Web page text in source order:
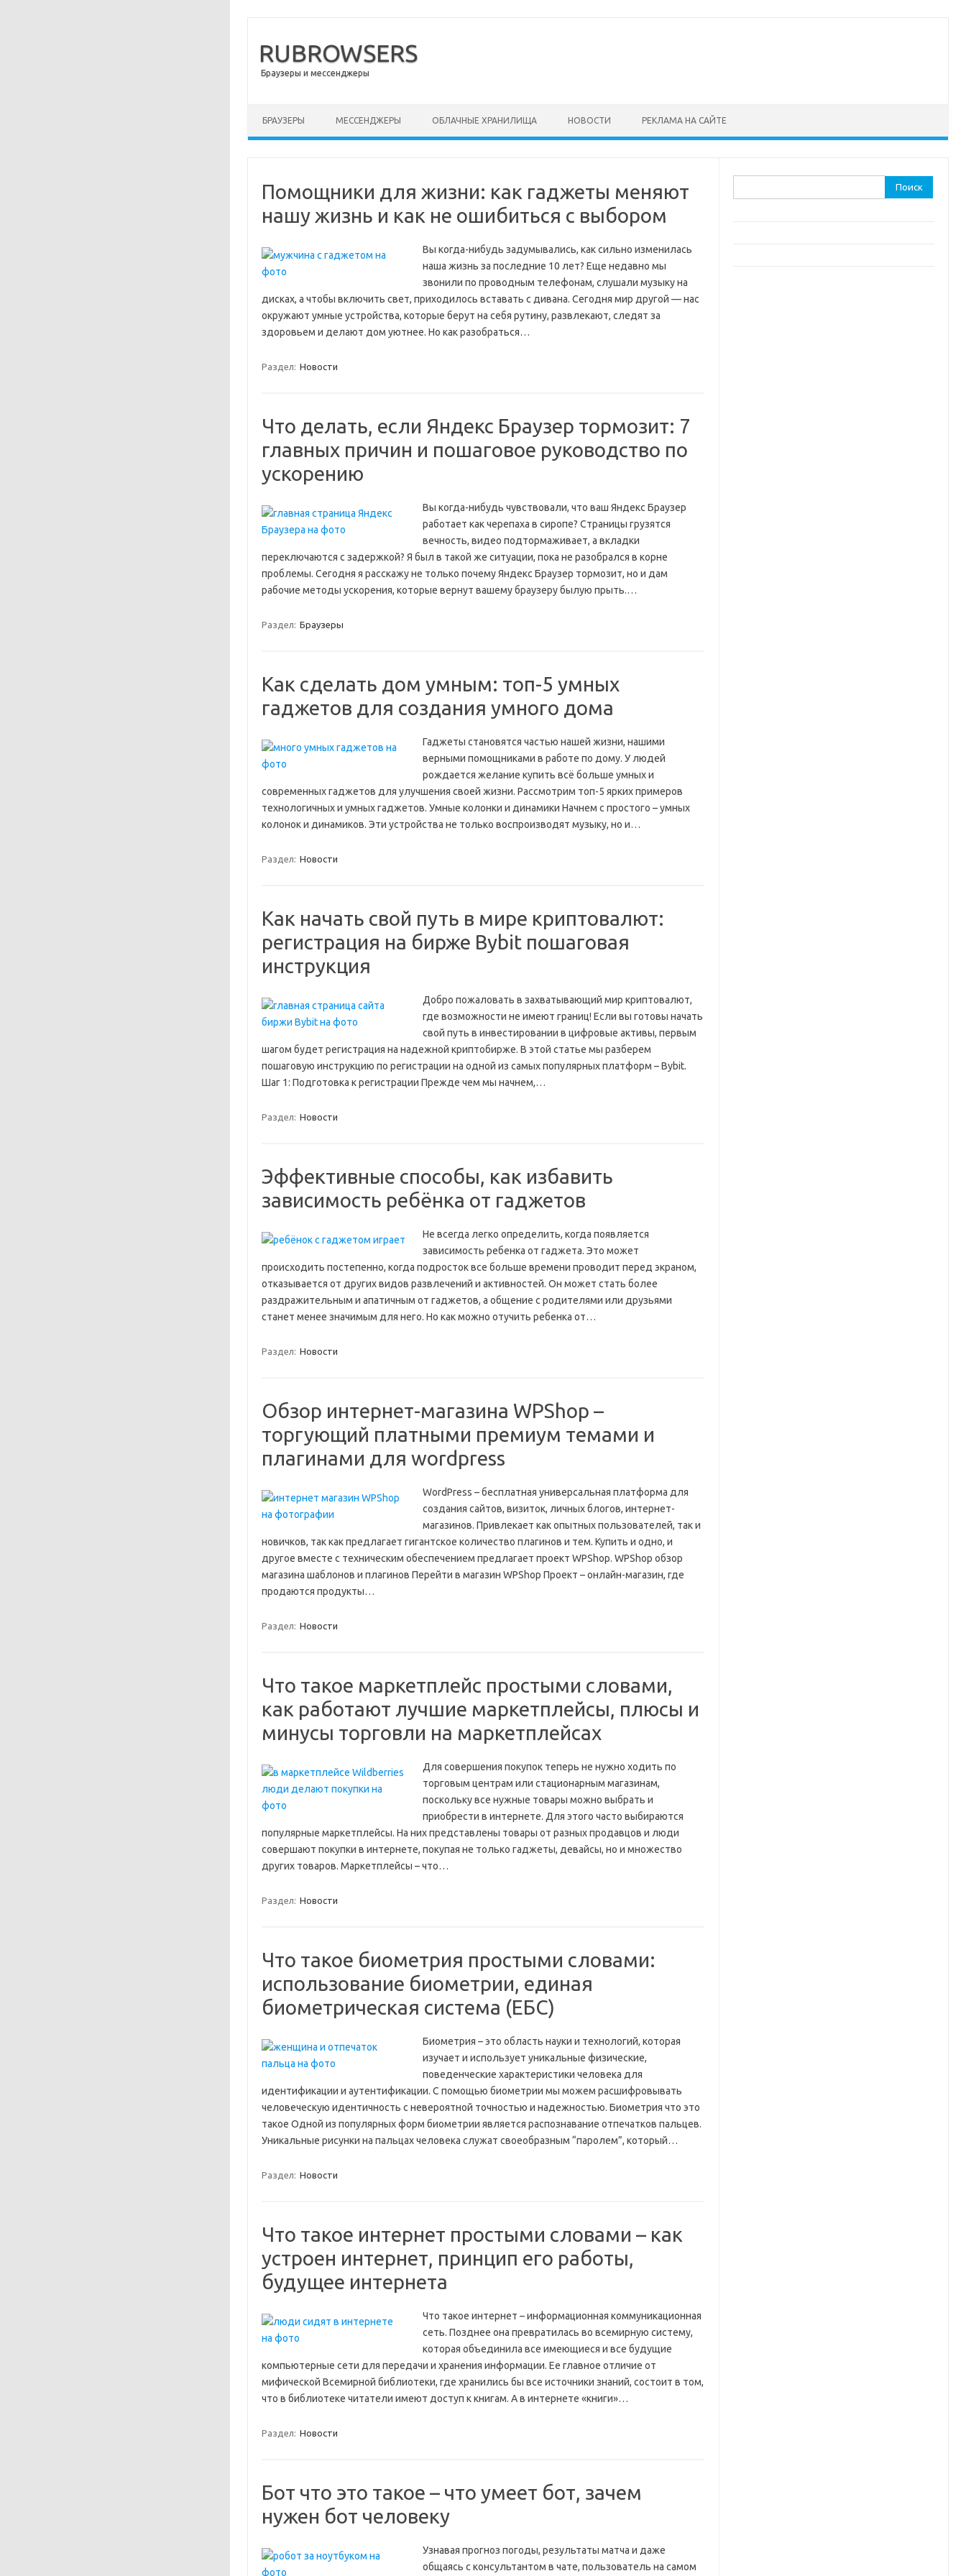
RUBROWSERS
Браузеры и мессенджеры
БРАУЗЕРЫ МЕССЕНДЖЕРЫ ОБЛАЧНЫЕ ХРАНИЛИЩА НОВОСТИ РЕКЛАМА НА САЙТЕ
Помощники для жизни: как гаджеты меняют
нашу жизнь и как не ошибиться с выбором
Вы когда-нибудь задумывались, как сильно изменилась
наша жизнь за последние 10 лет? Еще недавно мы
звонили по проводным телефонам, слушали музыку на
дисках, а чтобы включить свет, приходилось вставать с дивана. Сегодня мир другой — нас
окружают умные устройства, которые берут на себя рутину, развлекают, следят за
здоровьем и делают дом уютнее. Но как разобраться…
Раздел: Новости
Что делать, если Яндекс Браузер тормозит: 7
главных причин и пошаговое руководство по
ускорению
Вы когда-нибудь чувствовали, что ваш Яндекс Браузер
работает как черепаха в сиропе? Страницы грузятся
вечность, видео подтормаживает, а вкладки
переключаются с задержкой? Я был в такой же ситуации, пока не разобрался в корне
проблемы. Сегодня я расскажу не только почему Яндекс Браузер тормозит, но и дам
рабочие методы ускорения, которые вернут вашему браузеру былую прыть.…
Раздел: Браузеры
Как сделать дом умным: топ-5 умных
гаджетов для создания умного дома
Гаджеты становятся частью нашей жизни, нашими
верными помощниками в работе по дому. У людей
рождается желание купить всё больше умных и
современных гаджетов для улучшения своей жизни. Рассмотрим топ-5 ярких примеров
технологичных и умных гаджетов. Умные колонки и динамики Начнем с простого – умных
колонок и динамиков. Эти устройства не только воспроизводят музыку, но и…
Раздел: Новости
Как начать свой путь в мире криптовалют:
регистрация на бирже Bybit пошаговая
инструкция
Добро пожаловать в захватывающий мир криптовалют,
где возможности не имеют границ! Если вы готовы начать
свой путь в инвестировании в цифровые активы, первым
шагом будет регистрация на надежной криптобирже. В этой статье мы разберем
пошаговую инструкцию по регистрации на одной из самых популярных платформ – Bybit.
Шаг 1: Подготовка к регистрации Прежде чем мы начнем,…
Раздел: Новости
Эффективные способы, как избавить
зависимость ребёнка от гаджетов
Не всегда легко определить, когда появляется
зависимость ребенка от гаджета. Это может
происходить постепенно, когда подросток все больше времени проводит перед экраном,
отказывается от других видов развлечений и активностей. Он может стать более
раздражительным и апатичным от гаджетов, а общение с родителями или друзьями
станет менее значимым для него. Но как можно отучить ребенка от…
Раздел: Новости
Обзор интернет-магазина WPShop –
торгующий платными премиум темами и
плагинами для wordpress
WordPress – бесплатная универсальная платформа для
создания сайтов, визиток, личных блогов, интернет-
магазинов. Привлекает как опытных пользователей, так и
новичков, так как предлагает гигантское количество плагинов и тем. Купить и одно, и
другое вместе с техническим обеспечением предлагает проект WPShop. WPShop обзор
магазина шаблонов и плагинов Перейти в магазин WPShop Проект – онлайн-магазин, где
продаются продукты…
Раздел: Новости
Что такое маркетплейс простыми словами,
как работают лучшие маркетплейсы, плюсы и
минусы торговли на маркетплейсах
Для совершения покупок теперь не нужно ходить по
торговым центрам или стационарным магазинам,
поскольку все нужные товары можно выбрать и
приобрести в интернете. Для этого часто выбираются
популярные маркетплейсы. На них представлены товары от разных продавцов и люди
совершают покупки в интернете, покупая не только гаджеты, девайсы, но и множество
других товаров. Маркетплейсы – что…
Раздел: Новости
Что такое биометрия простыми словами:
использование биометрии, единая
биометрическая система (ЕБС)
Биометрия – это область науки и технологий, которая
изучает и использует уникальные физические,
поведенческие характеристики человека для
идентификации и аутентификации. С помощью биометрии мы можем расшифровывать
человеческую идентичность с невероятной точностью и надежностью. Биометрия что это
такое Одной из популярных форм биометрии является распознавание отпечатков пальцев.
Уникальные рисунки на пальцах человека служат своеобразным “паролем”, который…
Раздел: Новости
Что такое интернет простыми словами – как
устроен интернет, принцип его работы,
будущее интернета
Что такое интернет – информационная коммуникационная
сеть. Позднее она превратилась во всемирную систему,
которая объединила все имеющиеся и все будущие
компьютерные сети для передачи и хранения информации. Ее главное отличие от
мифической Всемирной библиотеки, где хранились бы все источники знаний, состоит в том,
что в библиотеке читатели имеют доступ к книгам. А в интернете «книги»…
Раздел: Новости
Бот что это такое – что умеет бот, зачем
нужен бот человеку
Узнавая прогноз погоды, результаты матча и даже
общаясь с консультантом в чате, пользователь на самом